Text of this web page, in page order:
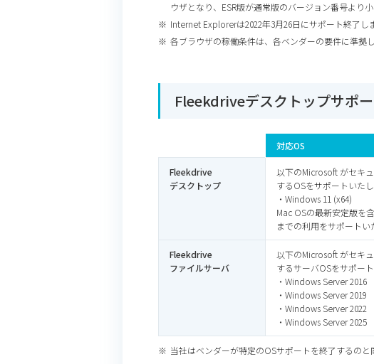
ウザとなり、ESR版が通常版のバージョン番号より
Internet Explorerは2022年3月26日にサポート終了し
各ブラウザの稼働条件は、各ベンダーの要件に準拠し
Fleekdriveデスクトップサポ
対応OS
Fleekdrive
デスクトップ
以下のMicrosoft がセキ
するOSをサポートいたし
・Windows 11 (x64)
Mac OSの最新安定版を
までの利用をサポートい
Fleekdrive
ファイルサーバ
以下のMicrosoft がセキ
するサーバOSをサポート
・Windows Server 2016
・Windows Server 2019
・Windows Server 2022
・Windows Server 2025
当社はベンダーが特定のOSサポートを終了するのと